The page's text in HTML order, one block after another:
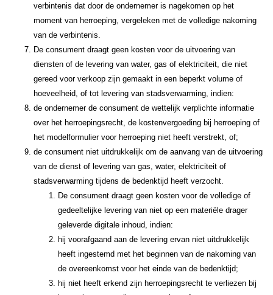
verbintenis dat door de ondernemer is nagekomen op het
moment van herroeping, vergeleken met de volledige nakoming
van de verbintenis.
De consument draagt geen kosten voor de uitvoering van
diensten of de levering van water, gas of elektriciteit, die niet
gereed voor verkoop zijn gemaakt in een beperkt volume of
hoeveelheid, of tot levering van stadsverwarming, indien:
de ondernemer de consument de wettelijk verplichte informatie
over het herroepingsrecht, de kostenvergoeding bij herroeping of
het modelformulier voor herroeping niet heeft verstrekt, of;
de consument niet uitdrukkelijk om de aanvang van de uitvoering
van de dienst of levering van gas, water, elektriciteit of
stadsverwarming tijdens de bedenktijd heeft verzocht.
De consument draagt geen kosten voor de volledige of
gedeeltelijke levering van niet op een materiële drager
geleverde digitale inhoud, indien:
hij voorafgaand aan de levering ervan niet uitdrukkelijk
heeft ingestemd met het beginnen van de nakoming van
de overeenkomst voor het einde van de bedenktijd;
hij niet heeft erkend zijn herroepingsrecht te verliezen bij